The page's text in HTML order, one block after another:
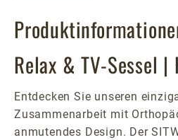
Relax & TV-Sessel
Entdecken Sie unseren
Zusammenarbeit mit
anmutendes Design. Der